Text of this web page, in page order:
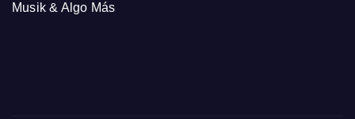
Musik & Algo Más